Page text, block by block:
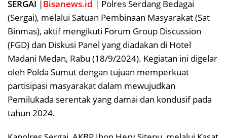
SERGAI |Bisanews.id | Polres Serdang Bedagai
(Sergai), melalui Satuan Pembinaan Masyarakat (Sat
Binmas), aktif mengikuti Forum Group Discussion
(FGD) dan Diskusi Panel yang diadakan di Hotel
Madani Medan, Rabu (18/9/2024). Kegiatan ini digelar
oleh Polda Sumut dengan tujuan memperkuat
partisipasi masyarakat dalam mewujudkan
Pemilukada serentak yang damai dan kondusif pada
tahun 2024.